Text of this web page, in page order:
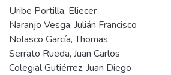
Uribe Portilla, Eliecer
Naranjo Vesga, Julián Francisco
Nolasco García, Thomas
Serrato Rueda, Juan Carlos
Colegial Gutiérrez, Juan Diego